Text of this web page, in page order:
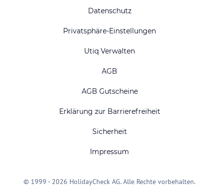
Datenschutz
Privatsphäre-Einstellungen
Utiq Verwalten
AGB
AGB Gutscheine
Erklärung zur Barrierefreiheit
Sicherheit
Impressum
© 1999 - 2026 HolidayCheck AG. Alle Rechte vorbehalten.